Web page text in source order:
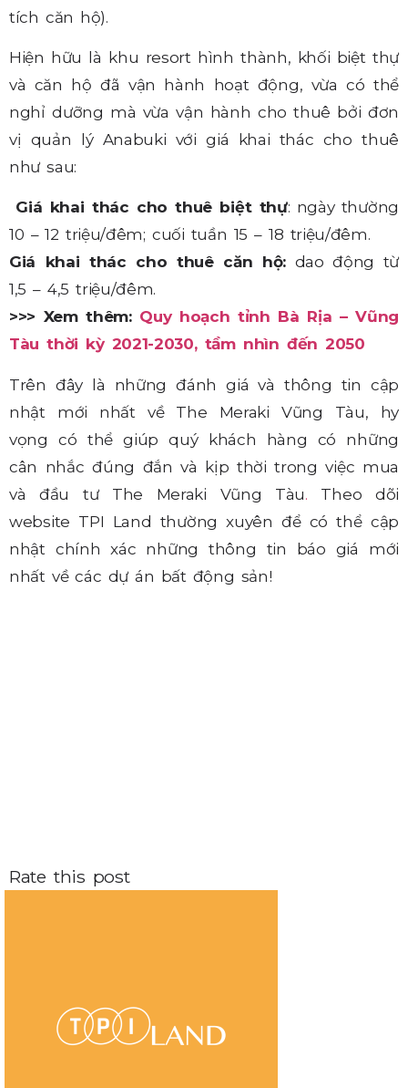
tích căn hộ).
Hiện hữu là khu resort hình thành, khối biệt thự
và căn hộ đã vận hành hoạt động, vừa có thể
nghỉ dưỡng mà vừa vận hành cho thuê bởi đơn
vị quản lý Anabuki với giá khai thác cho thuê
như sau:
Giá khai thác cho thuê biệt thự: ngày thường
10 – 12 triệu/đêm; cuối tuần 15 – 18 triệu/đêm.
Giá khai thác cho thuê căn hộ: dao động từ
1,5 – 4,5 triệu/đêm.
>>> Xem thêm: Quy hoạch tỉnh Bà Rịa – Vũng
Tàu thời kỳ 2021-2030, tầm nhìn đến 2050
Trên đây là những đánh giá và thông tin cập
nhật mới nhất về The Meraki Vũng Tàu, hy
vọng có thể giúp quý khách hàng có những
cân nhắc đúng đắn và kịp thời trong việc mua
và đầu tư The Meraki Vũng Tàu. Theo dõi
website TPI Land thường xuyên để có thể cập
nhật chính xác những thông tin báo giá mới
nhất về các dự án bất động sản!
Rate this post